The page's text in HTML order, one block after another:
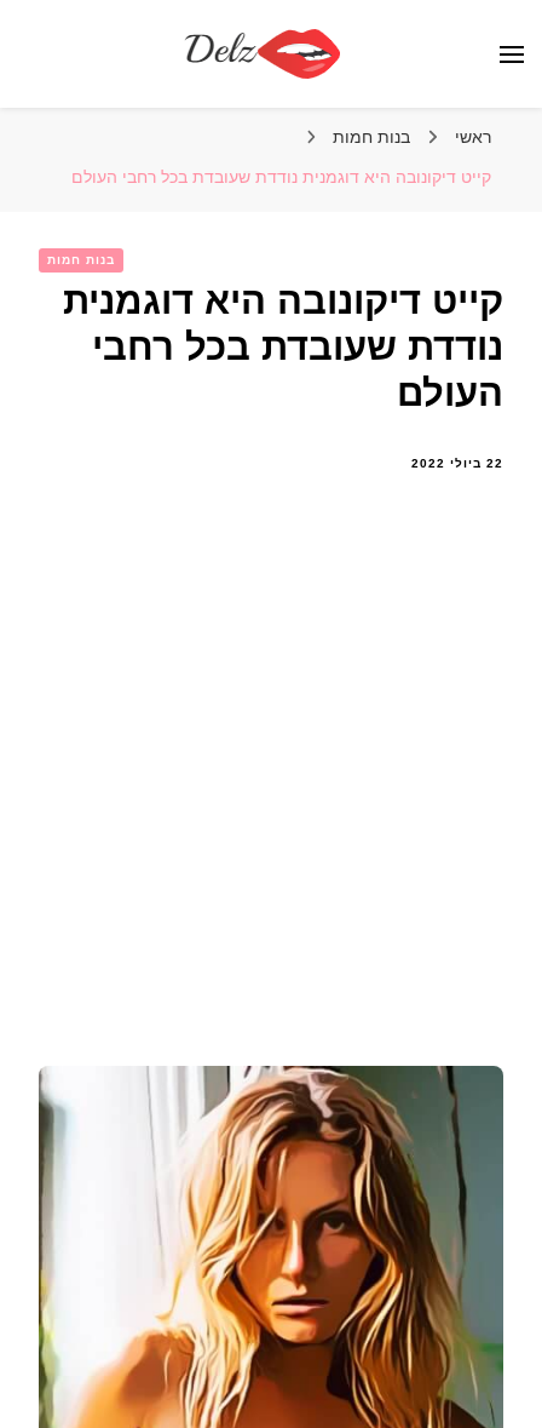
ראשי בנות חמות
קייט דיקונובה היא דוגמנית נודדת שעובדת בכל רחבי העולם
בנות חמות
קייט דיקונובה היא דוגמנית
נודדת שעובדת בכל רחבי
העולם
22 ביולי 2022